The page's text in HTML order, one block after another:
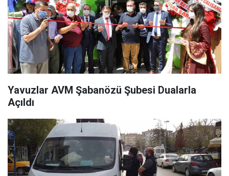
Yavuzlar AVM Şabanözü Şubesi Dualarla
Açıldı